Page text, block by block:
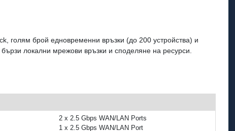
голям брой едновременни връзки (до 200 устройства) и
локални мрежови връзки и споделяне на ресурси.
2 x 2.5 Gbps WAN/LAN Ports
1 x 2.5 Gbps WAN/LAN Port